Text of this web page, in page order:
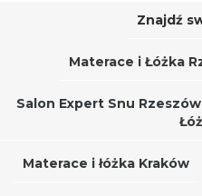
Znajdź
Materace i Łóżka
Salon Expert Snu
Materace i łóżka Kraków